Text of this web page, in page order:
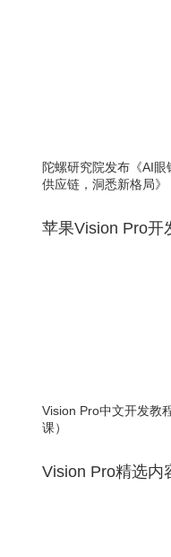
陀螺研究院发布《AI
供应链，洞悉新格局》
苹果Vision Pro开
Vision Pro中文开发教
课）
Vision Pro精选内